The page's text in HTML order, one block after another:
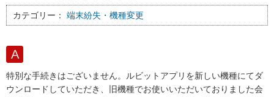
カテゴリー： 端末紛失・機種変更
特別な手続きはございません。ルビットアプリを新しい機種にてダ
ウンロードしていただき、旧機種でお使いいただいておりました会